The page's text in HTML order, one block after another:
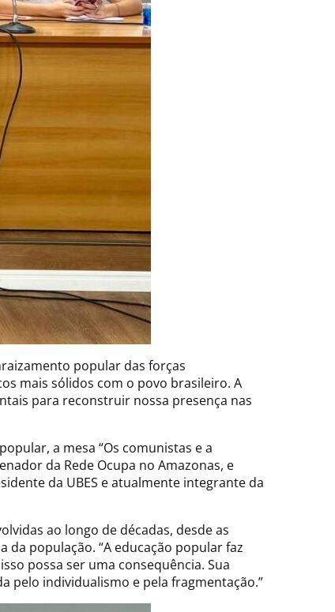
popular das forças
mais sólidos com o povo brasileiro. A
para reconstruir nossa presença nas
a mesa “Os comunistas e a
da Rede Ocupa no Amazonas, e
da UBES e atualmente integrante da
ao longo de décadas, desde as
população. “A educação popular faz
possa ser uma consequência. Sua
pelo individualismo e pela fragmentação.”